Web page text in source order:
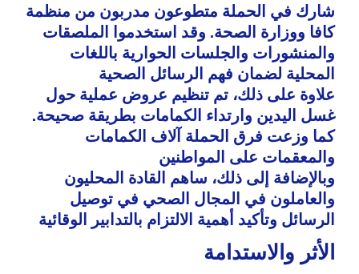
شارك في الحملة متطوعون مدربون من منظمة
كافا ووزارة الصحة. وقد استخدموا الملصقات
والمنشورات والجلسات الحوارية باللغات
المحلية لضمان فهم الرسائل الصحية
علاوة على ذلك، تم تنظيم عروض عملية حول
غسل اليدين وارتداء الكمامات بطريقة صحيحة.
كما وزعت فرق الحملة آلاف الكمامات
والمعقمات على المواطنين
وبالإضافة إلى ذلك، ساهم القادة المحليون
والعاملون في المجال الصحي في توصيل
الرسائل وتأكيد أهمية الالتزام بالتدابير الوقائية
الأثر والاستدامة